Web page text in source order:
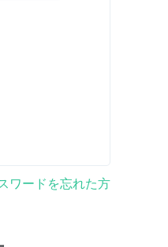
ワードを忘れた方